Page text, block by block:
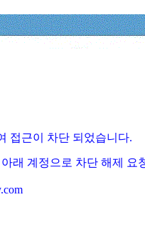
접근이 차단 되었습니다.
래 계정으로 차단 해제 요